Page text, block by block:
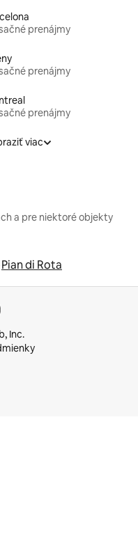
prenájmy
prenájmy
prenájmy
viac
a pre niektoré objekty
Pian di Rota
Inc.